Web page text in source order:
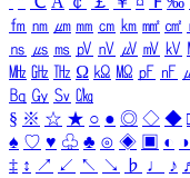
㎙ ㎚ ㎛ ㎜ ㎝ ㎞ ㎟ ㎠
㎱ ㎲ ㎳ ㎴ ㎵ ㎶ ㎷ ㎸
㎒ ㎓ ㎔ Ω ㏀ ㏁ ㎊ ㎋
㏃ ㏉ ㏜ ㏆
§ ※ ☆ ★ ○ ● ◎ ◇ ◆
♠ ♡ ♥ ♧ ♣ ⊙ ◈ ▣ ◐ ◑
‡ ↕ ↗ ↙ ↖ ↘ ♭ ♩ ♪